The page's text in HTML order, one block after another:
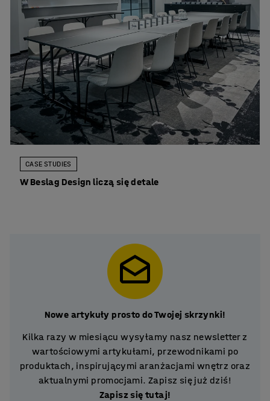
CASE STUDIES
W Beslag Design liczą się detale
Nowe artykuły prosto do Twojej skrzynki!
Kilka razy w miesiącu wysyłamy nasz newsletter z
wartościowymi artykułami, przewodnikami po
produktach, inspirującymi aranżacjami wnętrz oraz
aktualnymi promocjami. Zapisz się już dziś!
Zapisz się tutaj!